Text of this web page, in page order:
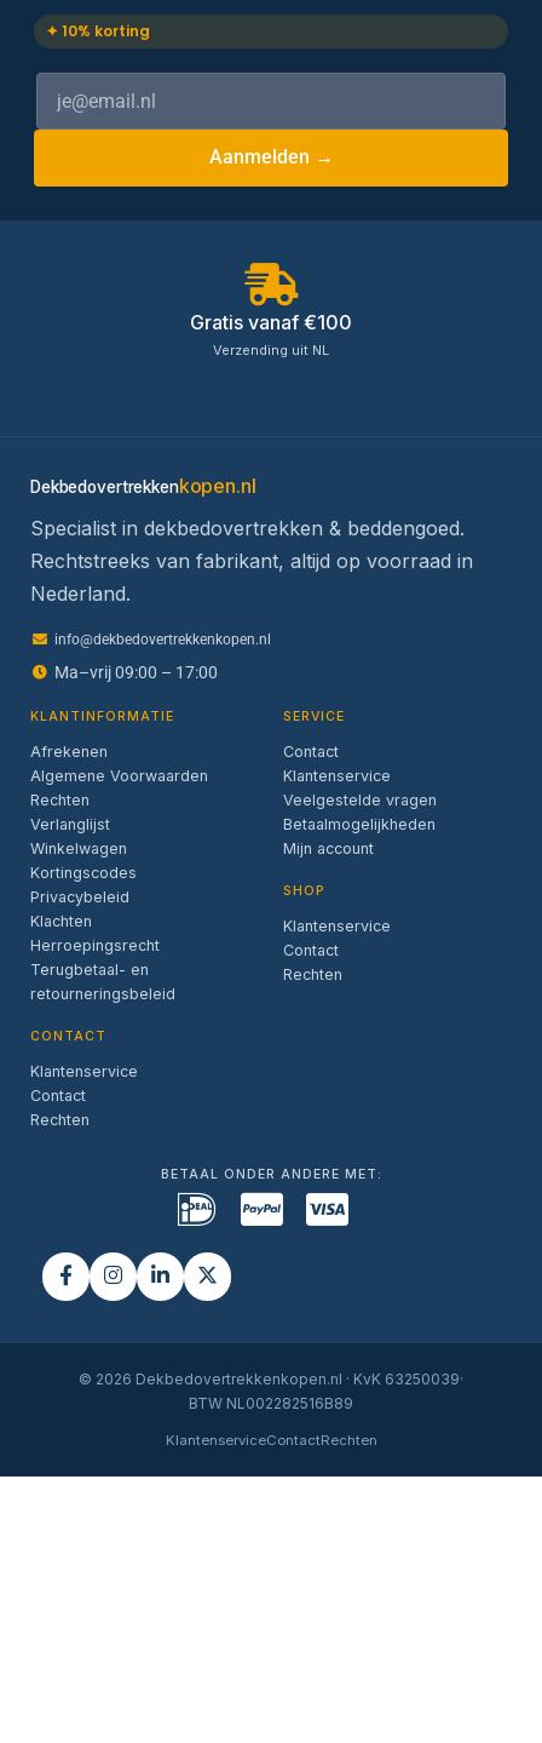
✦ 10% korting
Aanmelden →
Gratis vanaf €100
Verzending uit NL
Dekbedovertrekkenkopen.nl
Specialist in dekbedovertrekken & beddengoed.
Rechtstreeks van fabrikant, altijd op voorraad in
Nederland.
info@dekbedovertrekkenkopen.nl
Ma–vrij 09:00 – 17:00
KLANTINFORMATIE
Afrekenen
Algemene Voorwaarden
Rechten
Verlanglijst
Winkelwagen
Kortingscodes
Privacybeleid
Klachten
Herroepingsrecht
Terugbetaal- en
retourneringsbeleid
CONTACT
Klantenservice
Contact
Rechten
SERVICE
Contact
Klantenservice
Veelgestelde vragen
Betaalmogelijkheden
Mijn account
SHOP
Klantenservice
Contact
Rechten
BETAAL ONDER ANDERE MET:
© 2026 Dekbedovertrekkenkopen.nl · KvK 63250039·
BTW NL002282516B89
KlantenserviceContactRechten